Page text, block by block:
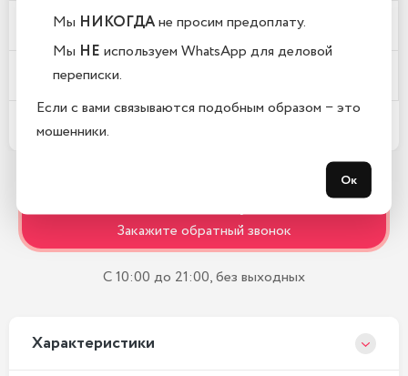
Почему у вас такие низкие цены?
Где находится Ваш магазин?
Какой срок гарантии?
Закажите обратный звонок
С 10:00 до 21:00, без выходных
Xарактеристики
Мы НИКОГДАне просим предоплату.
Мы НЕ используем WhatsApp для деловой
переписки.
Если с вами связываются подобным образом − это
мошенники.
Ок